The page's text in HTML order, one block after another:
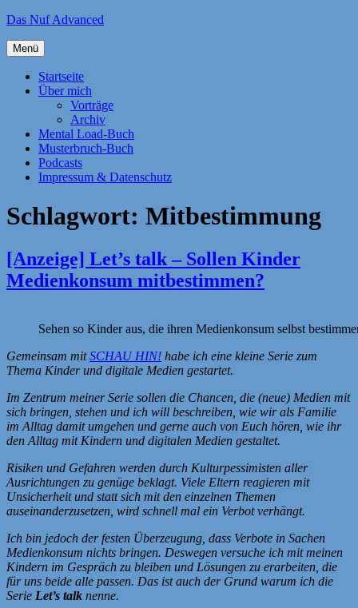
Zum
springen
Das Nuf Advanced
Menü
Startseite
Über mich
Vorträge
Archiv
Mental Load-Buch
Musterbruch-Buch
Podcasts
Impressum & Datenschutz
Schlagwort: Mitbestimmung
[Anzeige] Let’s talk – Sollen Kinder
Medienkonsum mitbestimmen?
Sehen so Kinder aus, die ihren Medienkonsum selbst
Gemeinsam mitSCHAU HIN! habe ich eine kleine Serie zum
Thema Kinder und digitale Medien gestartet.
Im Zentrum meiner Serie sollen die Chancen, die (neue) Medien mit
sich bringen, stehen und ich will beschreiben, wie wir als Familie
im Alltag damit umgehen und gerne auch von Euch hören, wie ihr
den Alltag mit Kindern und digitalen Medien gestaltet.
Risiken und Gefahren werden durch Kulturpessimisten aller
Ausrichtungen zu genüge beklagt. Viele Eltern reagieren mit
Unsicherheit und statt sich mit den einzelnen Themen
auseinanderzusetzen, wird schnell mal ein Verbot verhängt.
Ich bin jedoch der festen Überzeugung, dass Verbote in Sachen
Medienkonsum nichts bringen. Deswegen versuche ich mit meinen
Kindern im Gespräch zu bleiben und Lösungen zu erarbeiten, die
für uns beide alle passen. Das ist auch der Grund warum ich die
Serie Let’s talk nenne.